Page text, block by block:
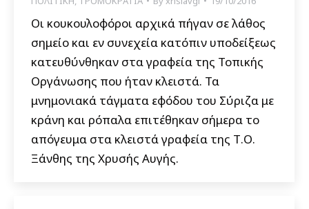
Οι κουκουλοφόροι αρχικά πήγαν σε λάθος
σημείο και εν συνεχεία κατόπιν υποδείξεως
κατευθύνθηκαν στα γραφεία της Τοπικής
Οργάνωσης που ήταν κλειστά. Τα
μνημονιακά τάγματα εφόδου του Σύριζα με
κράνη και ρόπαλα επιτέθηκαν σήμερα το
απόγευμα στα κλειστά γραφεία της Τ.Ο.
Ξάνθης της Χρυσής Αυγής.